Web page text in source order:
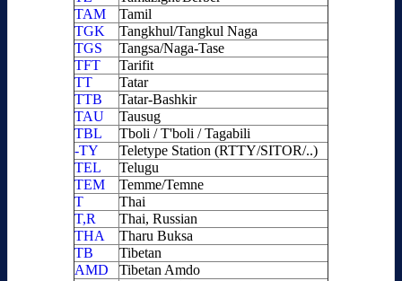
TAM
Tamil
TGK
Tangkhul/Tangkul Naga
TGS
Tangsa/Naga-Tase
TFT
Tarifit
TT
Tatar
TTB
Tatar-Bashkir
TAU
Tausug
TBL
Tboli / T'boli / Tagabili
-TY
Teletype Station (RTTY/SITOR/..)
TEL
Telugu
TEM
Temme/Temne
T
Thai
T,R
Thai, Russian
THA
Tharu Buksa
TB
Tibetan
AMD
Tibetan Amdo